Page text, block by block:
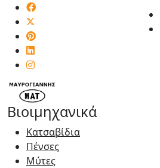
Βιοιμηχανικά
Kατσαβίδια
Πένσες
Μύτες